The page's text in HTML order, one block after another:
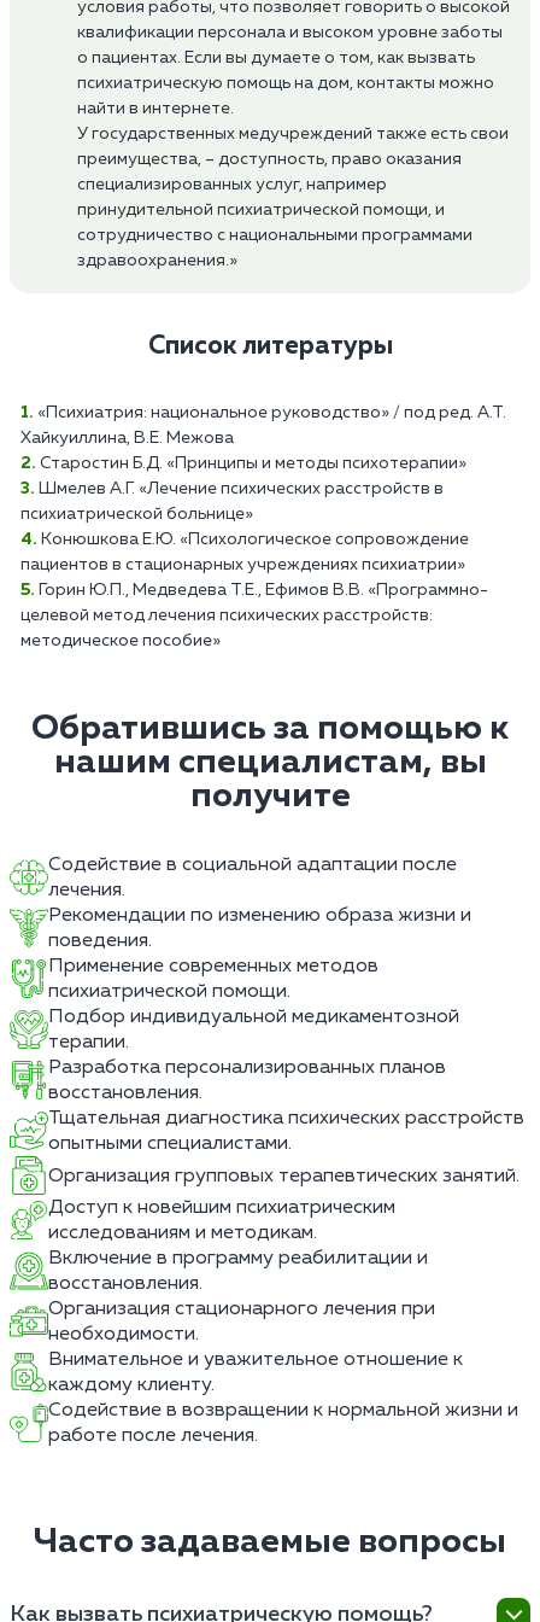
условия работы, что позволяет говорить о высокой
квалификации персонала и высоком уровне заботы
о пациентах. Если вы думаете о том, как вызвать
психиатрическую помощь на дом, контакты можно
найти в интернете.
У государственных медучреждений также есть свои
преимущества, – доступность, право оказания
специализированных услуг, например
принудительной психиатрической помощи, и
сотрудничество с национальными программами
здравоохранения.»
Список литературы
«Психиатрия: национальное руководство» / под ред. А.Т.
Хайкуиллина, В.Е. Межова
Старостин Б.Д. «Принципы и методы психотерапии»
Шмелев А.Г. «Лечение психических расстройств в
психиатрической больнице»
Конюшкова Е.Ю. «Психологическое сопровождение
пациентов в стационарных учреждениях психиатрии»
Горин Ю.П., Медведева Т.Е., Ефимов В.В. «Программно-
целевой метод лечения психических расстройств:
методическое пособие»
Обратившись за помощью к
нашим специалистам, вы
получите
Содействие в социальной адаптации после
лечения.
Рекомендации по изменению образа жизни и
поведения.
Применение современных методов
психиатрической помощи.
Подбор индивидуальной медикаментозной
терапии.
Разработка персонализированных планов
восстановления.
Тщательная диагностика психических расстройств
опытными специалистами.
Организация групповых терапевтических занятий.
Доступ к новейшим психиатрическим
исследованиям и методикам.
Включение в программу реабилитации и
восстановления.
Организация стационарного лечения при
необходимости.
Внимательное и уважительное отношение к
каждому клиенту.
Содействие в возвращении к нормальной жизни и
работе после лечения.
Часто задаваемые вопросы
Как вызвать психиатрическую помощь?